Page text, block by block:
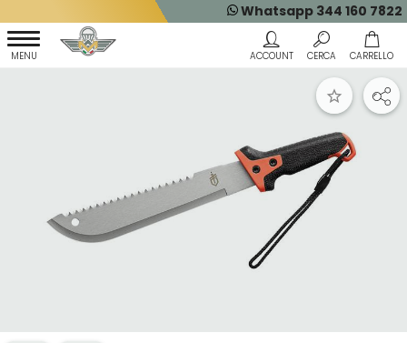
Whatsapp 344 160 7822